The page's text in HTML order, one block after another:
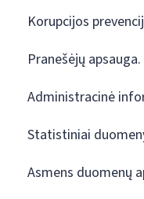
Korupcijos
Pranešėjų
Administracinė
Statistiniai
Asmens duomenų